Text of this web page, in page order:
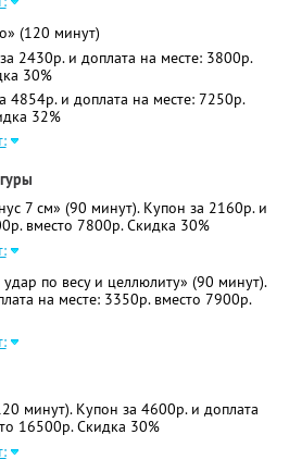
(120 минут)
2430р. и доплата на месте: 3800р.
30%
4854р. и доплата на месте: 7250р.
32%
7 см» (90 минут). Купон за 2160р. и
вместо 7800р. Скидка 30%
по весу и целлюлиту» (90 минут).
на месте: 3350р. вместо 7900р.
минут). Купон за 4600р. и доплата
16500р. Скидка 30%